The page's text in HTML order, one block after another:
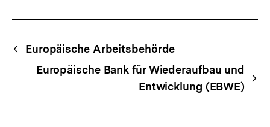
Begriffsnavigation
Content-
Navigation
Europäische Arbeitsbehörde
Europäische Bank für Wiederaufbau und
Entwicklung (EBWE)